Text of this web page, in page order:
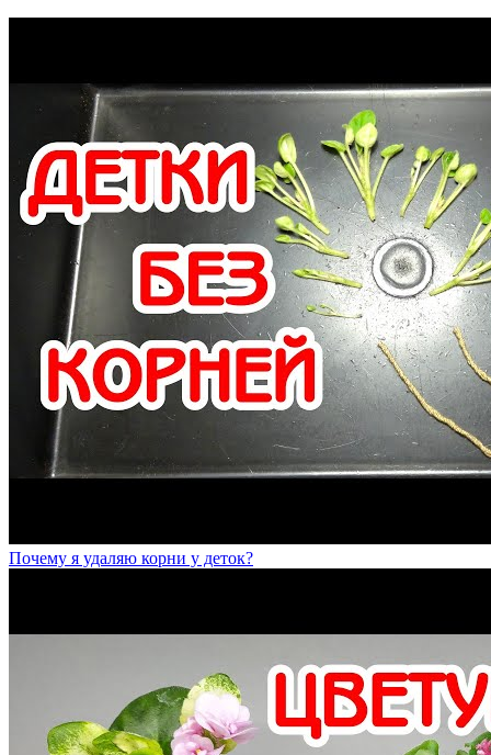
Почему я удаляю корни у деток?